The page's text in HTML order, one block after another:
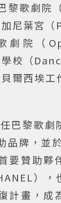
黎歌劇院
尼葉宮
劇院（
校（
爾西埃
巴黎歌劇
品牌，並
要贊助夥
）
計畫，成